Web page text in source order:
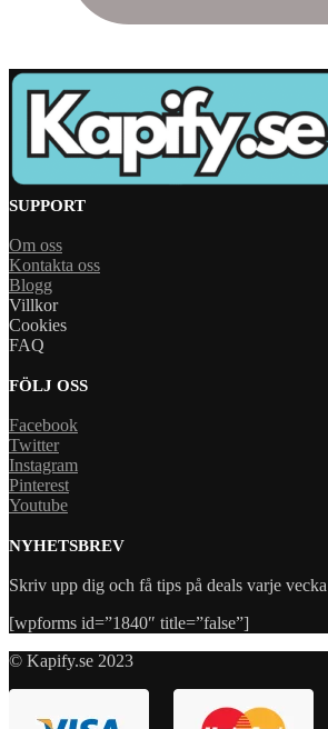
SUPPORT
Om oss
Kontakta oss
Blogg
Villkor
Cookies
FAQ
FÖLJ OSS
Facebook
Twitter
Instagram
Pinterest
Youtube
NYHETSBREV
Skriv upp dig och få tips på deals varje vecka
[wpforms id=”1840″ title=”false”]
© Kapify.se 2023